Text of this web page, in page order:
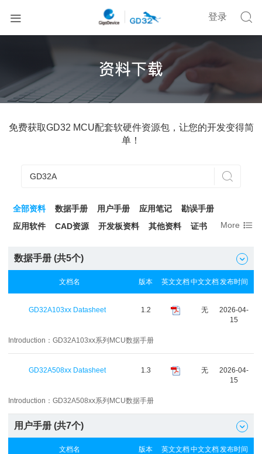
 
登录
免费获取GD32 MCU配套软硬件资源包，让您的开发变得简
单！

全部资料 数据手册 用户手册 应用笔记
勘误手册
应用软件
CAD资源 开发板资料 其他资料 证书 More 
数据手册 (共5个) 
文档名 版本 英文文档中文文档发布时间
GD32A103xx Datasheet 1.2 无
2026-04-
15
Introduction： GD32A103xx系列MCU数据手册
GD32A508xx Datasheet 1.3 无
2026-04-
15
Introduction： GD32A508xx系列MCU数据手册
用户手册 (共7个) 
文档名 版本 英文文档中文文档发布时间